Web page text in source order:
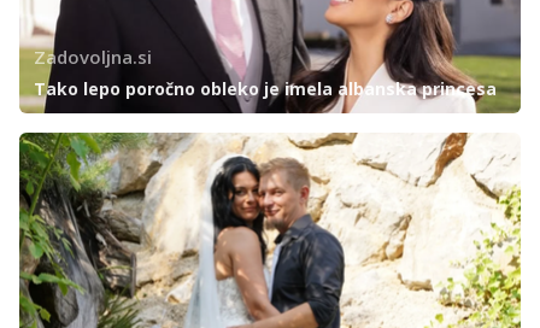
Zadovoljna.si
Tako lepo poročno obleko je imela albanska princesa